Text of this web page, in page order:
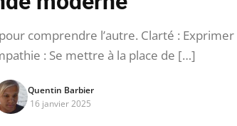
comprendre l’autre. Clarté :
: Se mettre à la place de […]
Quentin Barbier
16 janvier 2025